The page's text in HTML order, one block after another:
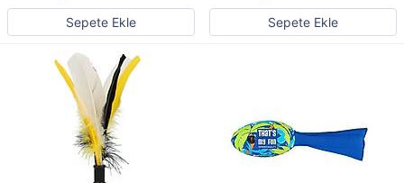
Sepete Ekle Sepete Ekle